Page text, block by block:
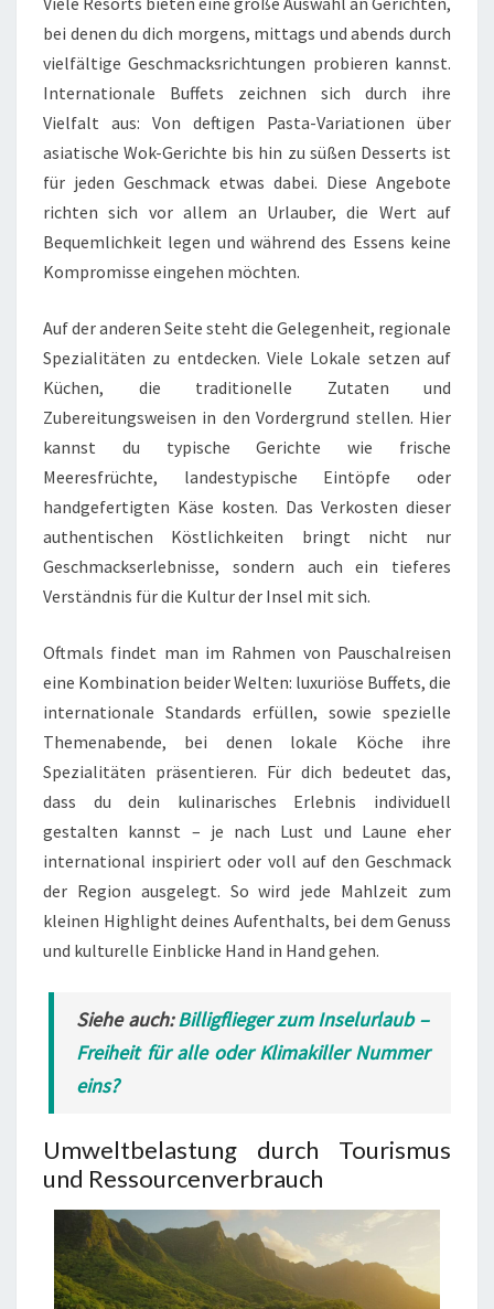
bei denen du dich morgens, mittags und abends durch
vielfältige Geschmacksrichtungen probieren kannst.
Internationale Buffets zeichnen sich durch ihre
Vielfalt aus: Von deftigen Pasta-Variationen über
asiatische Wok-Gerichte bis hin zu süßen Desserts ist
für jeden Geschmack etwas dabei. Diese Angebote
richten sich vor allem an Urlauber, die Wert auf
Bequemlichkeit legen und während des Essens keine
Kompromisse eingehen möchten.
Auf der anderen Seite steht die Gelegenheit, regionale
Spezialitäten zu entdecken. Viele Lokale setzen auf
Küchen, die traditionelle Zutaten und
Zubereitungsweisen in den Vordergrund stellen. Hier
kannst du typische Gerichte wie frische
Meeresfrüchte, landestypische Eintöpfe oder
handgefertigten Käse kosten. Das Verkosten dieser
authentischen Köstlichkeiten bringt nicht nur
Geschmackserlebnisse, sondern auch ein tieferes
Verständnis für die Kultur der Insel mit sich.
Oftmals findet man im Rahmen von Pauschalreisen
eine Kombination beider Welten: luxuriöse Buffets, die
internationale Standards erfüllen, sowie spezielle
Themenabende, bei denen lokale Köche ihre
Spezialitäten präsentieren. Für dich bedeutet das,
dass du dein kulinarisches Erlebnis individuell
gestalten kannst – je nach Lust und Laune eher
international inspiriert oder voll auf den Geschmack
der Region ausgelegt. So wird jede Mahlzeit zum
kleinen Highlight deines Aufenthalts, bei dem Genuss
und kulturelle Einblicke Hand in Hand gehen.
Siehe auch:Billigflieger zum Inselurlaub –
Freiheit für alle oder Klimakiller Nummer
eins?
Umweltbelastung durch Tourismus
und Ressourcenverbrauch